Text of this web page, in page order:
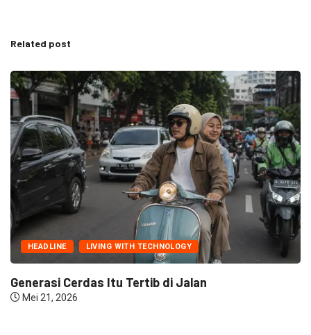
Related post
HEADLINE LIVING WITH TECHNOLOGY
Generasi Cerdas Itu Tertib di Jalan
Mei 21, 2026